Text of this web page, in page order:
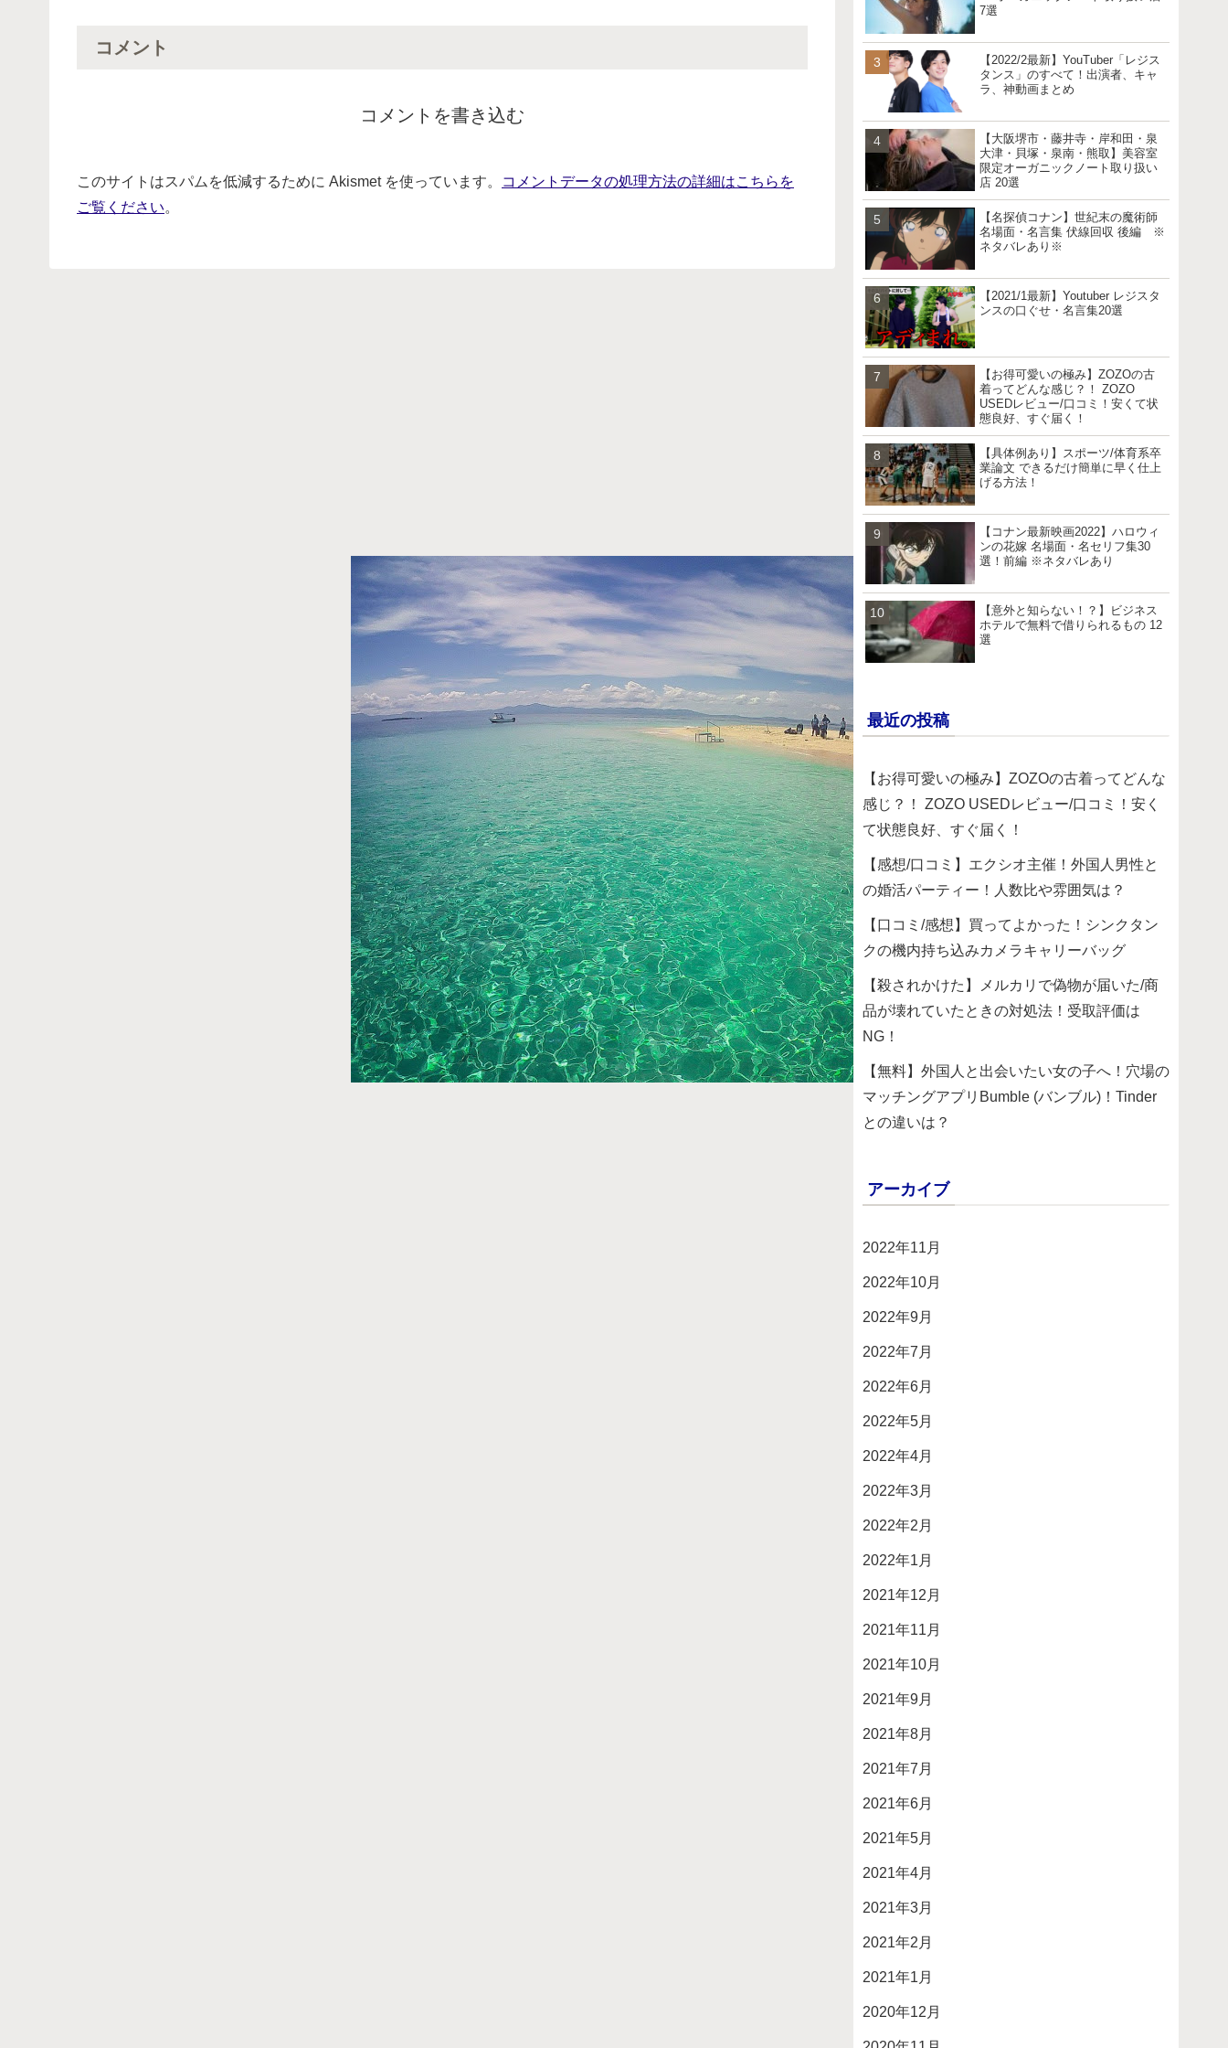
コメント
コメントを書き込む
このサイトはスパムを低減するために Akismet を使っています。
コメントデータの処理方法の詳細はこちらを
ご覧ください。
7選
【2022/2最新】YouTuber「レジス
タンス」のすべて！出演者、キャ
ラ、神動画まとめ
【大阪堺市・藤井寺・岸和田・泉
大津・貝塚・泉南・熊取】美容室
限定オーガニックノート取り扱い
店 20選
【名探偵コナン】世紀末の魔術師
名場面・名言集 伏線回収 後編 ※
ネタバレあり※
【2021/1最新】Youtuber レジスタ
ンスの口ぐせ・名言集20選
【お得可愛いの極み】ZOZOの古
着ってどんな感じ？！ ZOZO
USEDレビュー/口コミ！安くて状
態良好、すぐ届く！
【具体例あり】スポーツ/体育系卒
業論文 できるだけ簡単に早く仕上
げる方法！
【コナン最新映画2022】ハロウィ
ンの花嫁 名場面・名セリフ集30
選！前編 ※ネタバレあり
【意外と知らない！？】ビジネス
ホテルで無料で借りられるもの 12
選
最近の投稿
【お得可愛いの極み】ZOZOの古着ってどんな
感じ？！ ZOZO USEDレビュー/口コミ！安く
て状態良好、すぐ届く！
【感想/口コミ】エクシオ主催！外国人男性と
の婚活パーティー！人数比や雰囲気は？
【口コミ/感想】買ってよかった！シンクタン
クの機内持ち込みカメラキャリーバッグ
【殺されかけた】メルカリで偽物が届いた/商
品が壊れていたときの対処法！受取評価は
NG！
【無料】外国人と出会いたい女の子へ！穴場の
マッチングアプリBumble (バンブル)！Tinder
との違いは？
アーカイブ
2022年11月
2022年10月
2022年9月
2022年7月
2022年6月
2022年5月
2022年4月
2022年3月
2022年2月
2022年1月
2021年12月
2021年11月
2021年10月
2021年9月
2021年8月
2021年7月
2021年6月
2021年5月
2021年4月
2021年3月
2021年2月
2021年1月
2020年12月